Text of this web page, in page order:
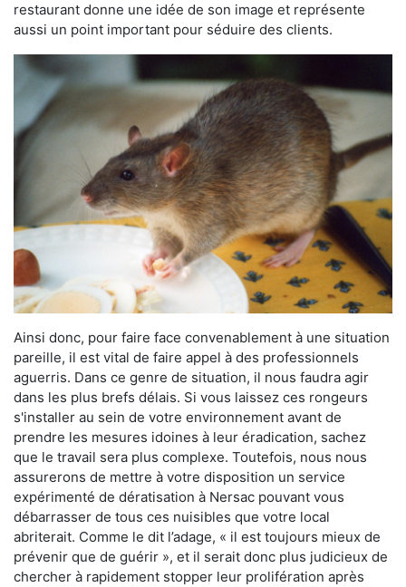
restaurant donne une idée de son image et représente
aussi un point important pour séduire des clients.
Ainsi donc, pour faire face convenablement à une situation
pareille, il est vital de faire appel à des professionnels
aguerris. Dans ce genre de situation, il nous faudra agir
dans les plus brefs délais. Si vous laissez ces rongeurs
s'installer au sein de votre environnement avant de
prendre les mesures idoines à leur éradication, sachez
que le travail sera plus complexe. Toutefois, nous nous
assurerons de mettre à votre disposition un service
expérimenté de dératisation à Nersac pouvant vous
débarrasser de tous ces nuisibles que votre local
abriterait. Comme le dit l’adage, « il est toujours mieux de
prévenir que de guérir », et il serait donc plus judicieux de
chercher à rapidement stopper leur prolifération après